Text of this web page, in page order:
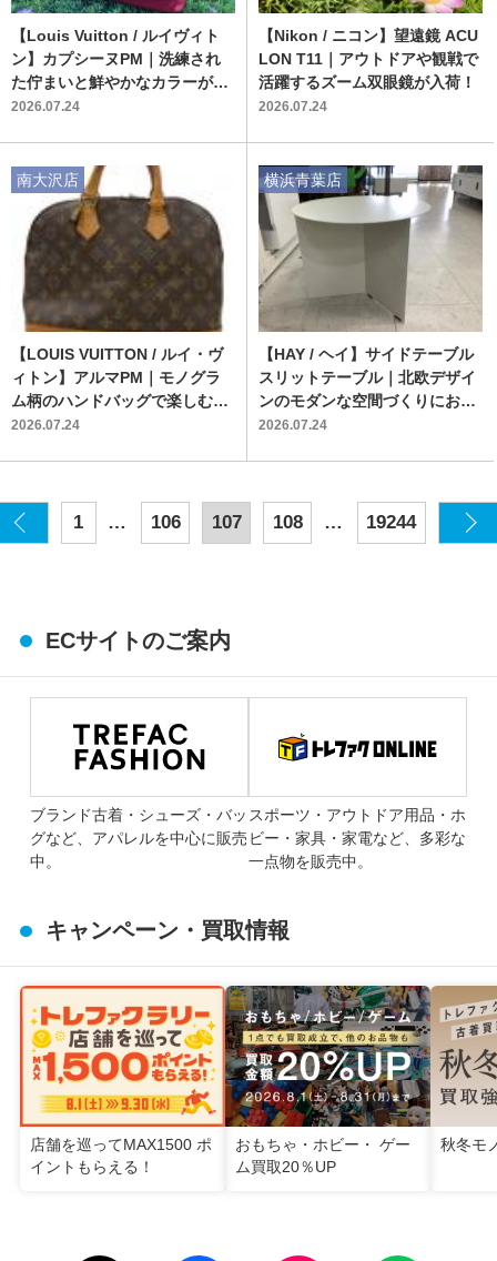
【Louis Vuitton / ルイヴィト
ン】カプシーヌPM｜洗練され
た佇まいと鮮やかなカラーが魅
せる現代のアイコンバッグ
2026.07.24
【Nikon / ニコン】望遠鏡 ACU
LON T11｜アウトドアや観戦で
活躍するズーム双眼鏡が入荷！
2026.07.24
【LOUIS VUITTON / ルイ・ヴ
ィトン】アルマPM｜モノグラ
ム柄のハンドバッグで楽しむ大
人のクラシック
2026.07.24
南大沢店
【HAY / ヘイ】サイドテーブル
スリットテーブル｜北欧デザイ
ンのモダンな空間づくりにおす
すめの一台が入荷
2026.07.24
横浜青葉店
1 … 106 107 108 … 19244
ECサイトのご案内
ブランド古着・シューズ・バッ
グなど、アパレルを中心に販売
中。
スポーツ・アウトドア用品・ホ
ビー・家具・家電など、多彩な
一点物を販売中。
キャンペーン・買取情報
店舗を巡ってMAX1500 ポ
イントもらえる！
おもちゃ・ホビー・ ゲー
ム買取20％UP
秋冬モ